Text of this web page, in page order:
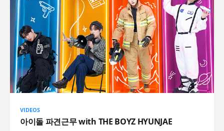
VIDEOS
아이돌 파견근무 with THE BOYZ HYUNJAE